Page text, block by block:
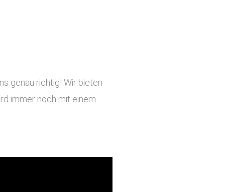
genau richtig! Wir bieten
immer noch mit einem